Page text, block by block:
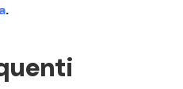
.